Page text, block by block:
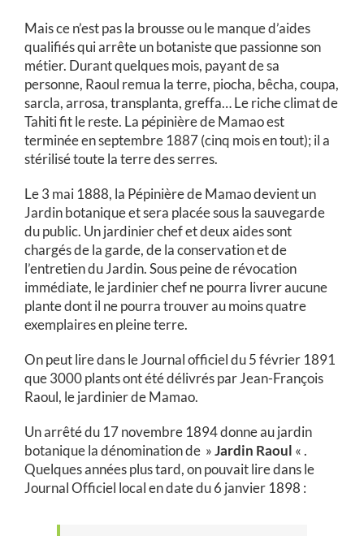
Mais ce n’est pas la brousse ou le manque d’aides
qualifiés qui arrête un botaniste que passionne son
métier. Durant quelques mois, payant de sa
personne, Raoul remua la terre, piocha, bêcha, coupa,
sarcla, arrosa, transplanta, greffa… Le riche climat de
Tahiti fit le reste. La pépinière de Mamao est
terminée en septembre 1887 (cinq mois en tout); il a
stérilisé toute la terre des serres.
Le 3 mai 1888, la Pépinière de Mamao devient un
Jardin botanique et sera placée sous la sauvegarde
du public. Un jardinier chef et deux aides sont
chargés de la garde, de la conservation et de
l’entretien du Jardin. Sous peine de révocation
immédiate, le jardinier chef ne pourra livrer aucune
plante dont il ne pourra trouver au moins quatre
exemplaires en pleine terre.
On peut lire dans le Journal officiel du 5 février 1891
que 3000 plants ont été délivrés par Jean-François
Raoul, le jardinier de Mamao.
Un arrêté du 17 novembre 1894 donne au jardin
botanique la dénomination de »Jardin Raoul « .
Quelques années plus tard, on pouvait lire dans le
Journal Officiel local en date du 6 janvier 1898 :